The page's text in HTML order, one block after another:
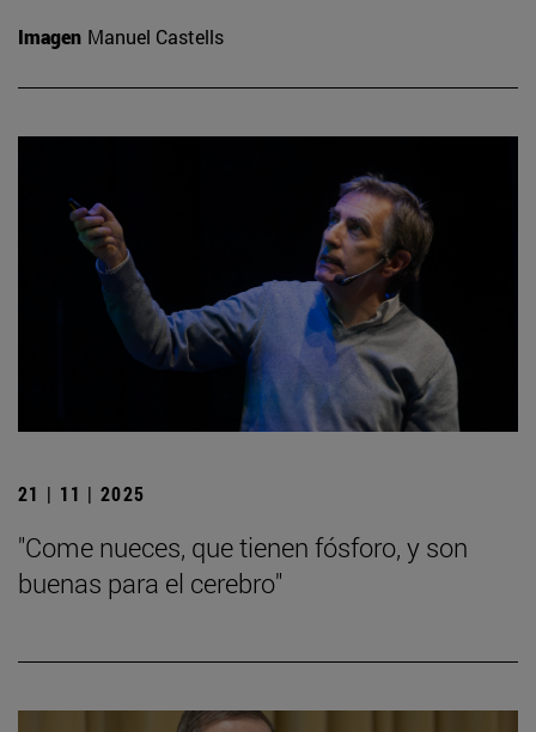
Imagen Manuel Castells
21 | 11 | 2025
"Come nueces, que tienen fósforo, y son
buenas para el cerebro"